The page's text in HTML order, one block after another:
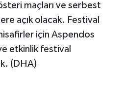
maçları ve serbest
açık olacak. Festival
için Aspendos
etkinlik festival
(DHA)